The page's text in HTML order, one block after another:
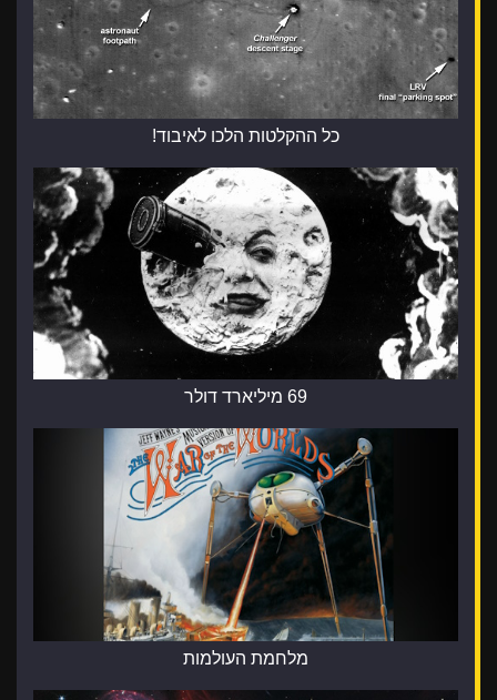
כל ההקלטות הלכו לאיבוד!
69 מיליארד דולר
מלחמת העולמות